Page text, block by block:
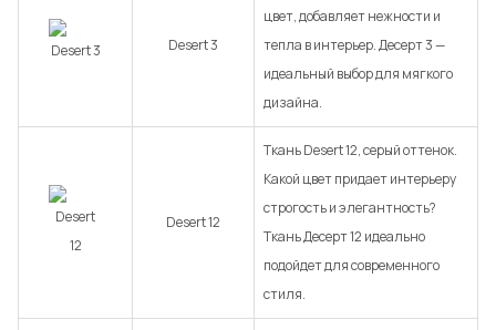
Desert 3
цвет, добавляет нежности и
тепла в интерьер. Десерт 3 —
идеальный выбор для мягкого
дизайна.
Desert 12
Ткань Desert 12, серый оттенок.
Какой цвет придает интерьеру
строгость и элегантность?
Ткань Десерт 12 идеально
подойдет для современного
стиля.